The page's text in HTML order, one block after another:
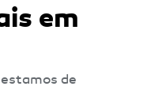
em
de